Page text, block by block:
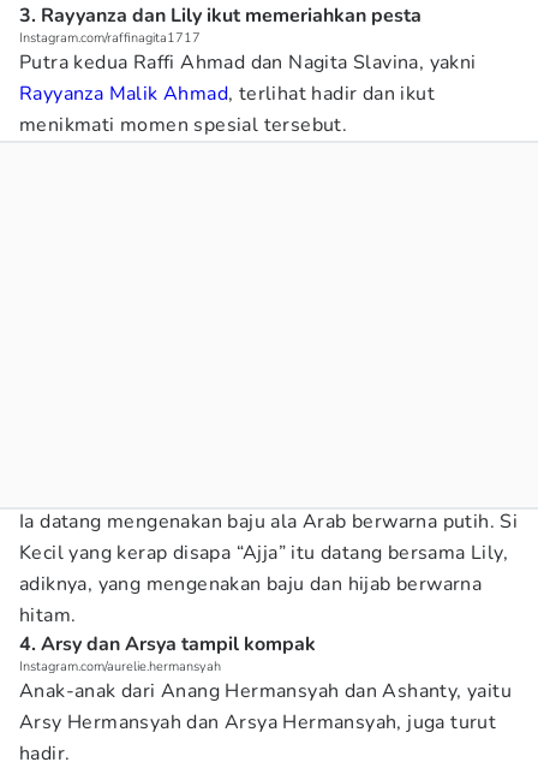
3. Rayyanza dan Lily ikut memeriahkan pesta
Instagram.com/raffinagita1717
Putra kedua Raffi Ahmad dan Nagita Slavina, yakni
Rayyanza Malik Ahmad, terlihat hadir dan ikut
menikmati momen spesial tersebut.
Ia datang mengenakan baju ala Arab berwarna putih. Si
Kecil yang kerap disapa “Ajja” itu datang bersama Lily,
adiknya, yang mengenakan baju dan hijab berwarna
hitam.
4. Arsy dan Arsya tampil kompak
Instagram.com/aurelie.hermansyah
Anak-anak dari Anang Hermansyah dan Ashanty, yaitu
Arsy Hermansyah dan Arsya Hermansyah, juga turut
hadir.